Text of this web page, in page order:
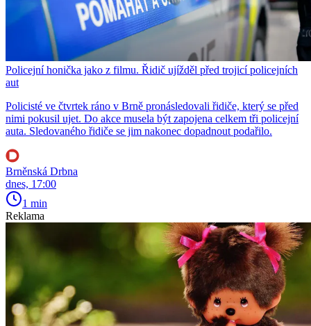
Policejní honička jako z filmu. Řidič ujížděl před trojicí policejních
aut
Policisté ve čtvrtek ráno v Brně pronásledovali řidiče, který se před
nimi pokusil ujet. Do akce musela být zapojena celkem tři policejní
auta. Sledovaného řidiče se jim nakonec dopadnout podařilo.
Brněnská Drbna
dnes, 17:00
1 min
Reklama